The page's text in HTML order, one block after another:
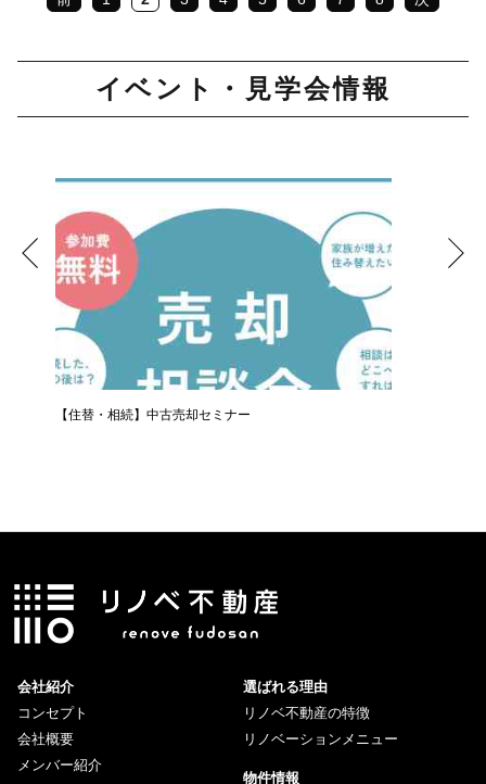
イベント・見学会情報
【住替・相続】中古売却セミナー
会社紹介
コンセプト
会社概要
メンバー紹介
選ばれる理由
リノベ不動産の特徴
リノベーションメニュー
物件情報